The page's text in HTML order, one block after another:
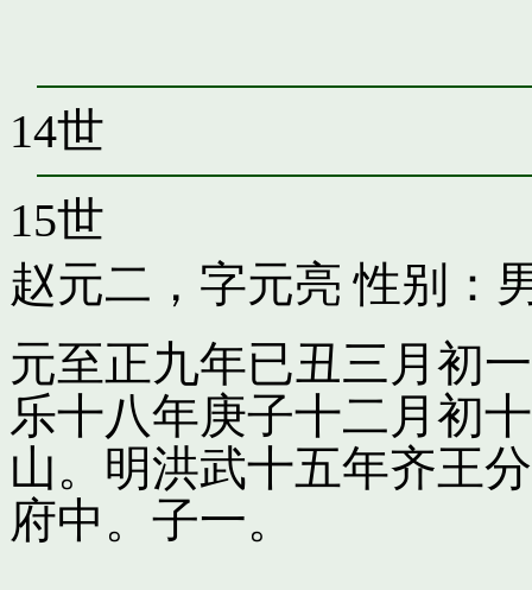
14世
15世
赵元二，字元亮 性别：
元至正九年已丑三月初
乐十八年庚子十二月初
山。明洪武十五年齐王
府中。子一。